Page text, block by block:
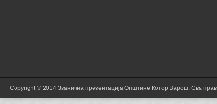
Copyright © 2014 Званична презентација Општине Котор Варош. Сва